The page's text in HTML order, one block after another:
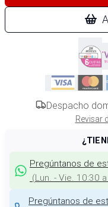
Despacho
Revisar
Pregúntanos de
(Lun. - Vie. 10:30
Pregúntanos de